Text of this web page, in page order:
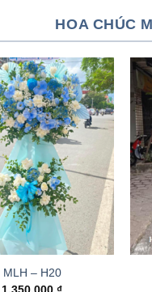
HOA CHÚC
MLH – H20
1.350.000₫